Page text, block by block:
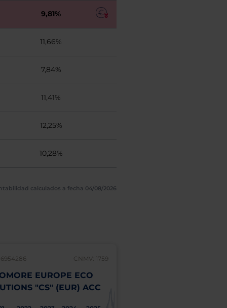
9,81%
11,66%
7,84%
11,41%
12,25%
10,28%
calculados a fecha 04/08/2026
CNMV: 1759
EUROPE ECO
"CS" (EUR) ACC